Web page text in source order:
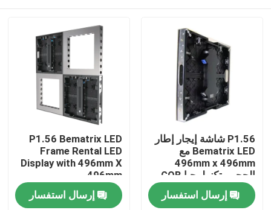
المنزل
P1.56 شاشة إيجار إطار
Bematrix LED مع
496mm x 496mm
الحجم وتكنولوجيا GOB
إرسال استفسار
P1.56 Bematrix LED
Frame Rental LED
Display with 496mm X
496mm
إرسال استفسار